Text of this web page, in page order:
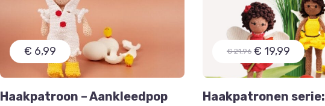
€ 6,99
Haakpatroon – Aankleedpop
€ 21,96 € 19,99
Haakpatronen serie: